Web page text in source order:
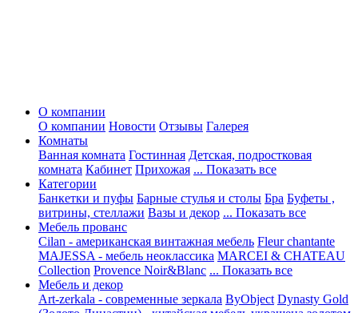
О компании
О компании Новости Отзывы Галерея
Комнаты
Ванная комната Гостинная Детская, подростковая
комната Кабинет Прихожая ... Показать все
Категории
Банкетки и пуфы Барные стулья и столы Бра Буфеты ,
витрины, стеллажи Вазы и декор ... Показать все
Мебель прованс
Cilan - американская винтажная мебель Fleur chantante
MAJESSA - мебель неоклассика MARCEI & CHATEAU
Collection Provence Noir&Blanc ... Показать все
Мебель и декор
Art-zerkala - современные зеркала ByObject Dynasty Gold